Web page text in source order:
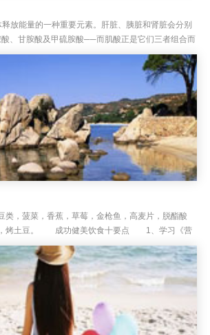
放能量的一种重要元素。肝脏、胰脏和肾脏会分别
、甘胺酸及甲硫胺酸──而肌酸正是它们三者组合而
1.对于以高强度长时间的训练，肌酸是很合...
类，菠菜，香蕉，草莓，金枪鱼，高麦片，脱酯酸
，烤土豆。 成功健美饮食十要点 1、学习《营
式。 2、饮食的营养组成应为碳水化。合物5...